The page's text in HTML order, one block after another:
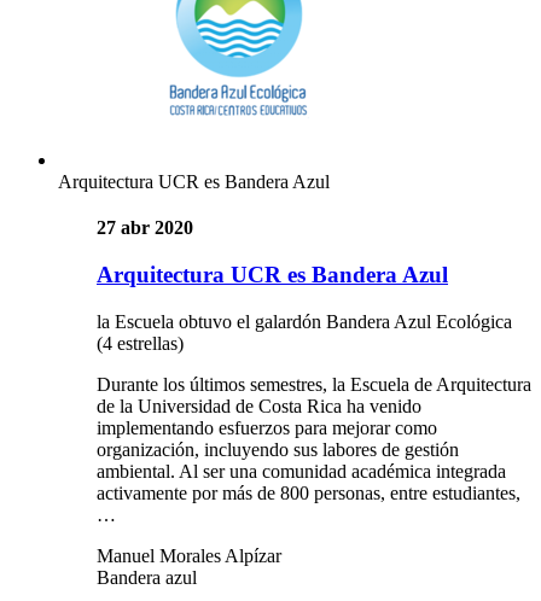
Arquitectura UCR es Bandera Azul
27 abr 2020
Arquitectura UCR es Bandera Azul
la Escuela obtuvo el galardón Bandera Azul Ecológica
(4 estrellas)
Durante los últimos semestres, la Escuela de Arquitectura
de la Universidad de Costa Rica ha venido
implementando esfuerzos para mejorar como
organización, incluyendo sus labores de gestión
ambiental. Al ser una comunidad académica integrada
activamente por más de 800 personas, entre estudiantes,
…
Manuel Morales Alpízar
Bandera azul